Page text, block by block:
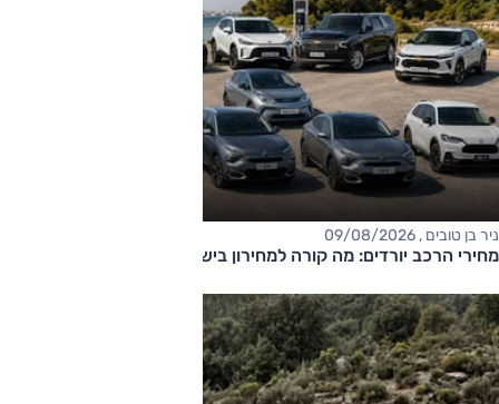
ניר בן טובים , 09/08/2026
מחירי הרכב יורדים: מה קורה למחירון בישראל?